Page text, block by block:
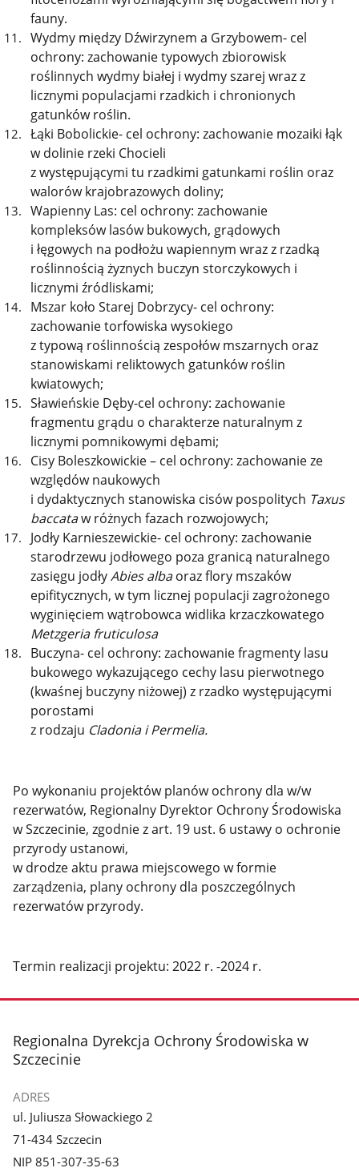
fauny.
Wydmy między Dźwirzynem a Grzybowem- cel
ochrony: zachowanie typowych zbiorowisk
roślinnych wydmy białej i wydmy szarej wraz z
licznymi populacjami rzadkich i chronionych
gatunków roślin.
Łąki Bobolickie- cel ochrony: zachowanie mozaiki łąk
w dolinie rzeki Chocieli
z występującymi tu rzadkimi gatunkami roślin oraz
walorów krajobrazowych doliny;
Wapienny Las: cel ochrony: zachowanie
kompleksów lasów bukowych, grądowych
i łęgowych na podłożu wapiennym wraz z rzadką
roślinnością żyznych buczyn storczykowych i
licznymi źródliskami;
Mszar koło Starej Dobrzycy- cel ochrony:
zachowanie torfowiska wysokiego
z typową roślinnością zespołów mszarnych oraz
stanowiskami reliktowych gatunków roślin
kwiatowych;
Sławieńskie Dęby-cel ochrony: zachowanie
fragmentu grądu o charakterze naturalnym z
licznymi pomnikowymi dębami;
Cisy Boleszkowickie – cel ochrony: zachowanie ze
względów naukowych
i dydaktycznych stanowiska cisów pospolitych Taxus
baccataw różnych fazach rozwojowych;
Jodły Karnieszewickie- cel ochrony: zachowanie
starodrzewu jodłowego poza granicą naturalnego
zasięgu jodłyAbies albaoraz flory mszaków
epifitycznych, w tym licznej populacji zagrożonego
wyginięciem wątrobowca widlika krzaczkowatego
Metzgeria fruticulosa
Buczyna- cel ochrony: zachowanie fragmenty lasu
bukowego wykazującego cechy lasu pierwotnego
(kwaśnej buczyny niżowej) z rzadko występującymi
porostami
z rodzaju Cladonia i Permelia.
Po wykonaniu projektów planów ochrony dla w/w
rezerwatów, Regionalny Dyrektor Ochrony Środowiska
w Szczecinie, zgodnie z art. 19 ust. 6 ustawy o ochronie
przyrody ustanowi,
w drodze aktu prawa miejscowego w formie
zarządzenia, plany ochrony dla poszczególnych
rezerwatów przyrody.
Termin realizacji projektu: 2022 r. -2024 r.
stopka
Regionalna Dyrekcja Ochrony Środowiska w
Szczecinie
ADRES
ul. Juliusza Słowackiego 2
71-434 Szczecin
NIP 851-307-35-63